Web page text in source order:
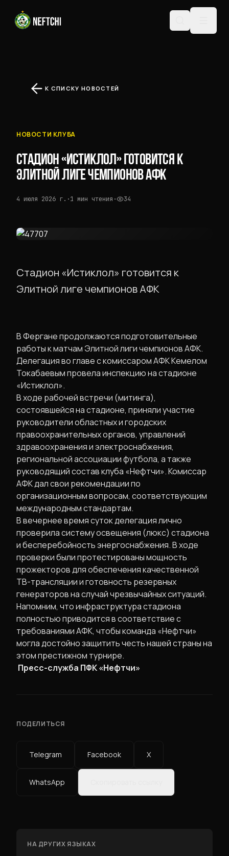
К СПИСКУ НОВОСТЕЙ
НОВОСТИ КЛУБА
СТАДИОН «ИСТИКЛОЛ» ГОТОВИТСЯ К
ЭЛИТНОЙ ЛИГЕ ЧЕМПИОНОВ АФК
4 июля 2026 г. ·1 мин чтения · 34
Стадион «Истиклол» готовится к
Элитной лиге чемпионов АФК
​В Фергане продолжаются подготовительные
работы к матчам Элитной лиги чемпионов АФК.
Делегация во главе с комиссаром АФК Кемелом
Токабаевым провела инспекцию на стадионе
«Истиклол».
​В ходе рабочей встречи (митинга),
состоявшейся на стадионе, приняли участие
руководители областных и городских
правоохранительных органов, управлений
здравоохранения и электроснабжения,
региональной ассоциации футбола, а также
руководящий состав клуба «Нефтчи». Комиссар
АФК дал свои рекомендации по
организационным вопросам, соответствующим
международным стандартам.
​В вечернее время суток делегация лично
проверила систему освещения (люкс) стадиона
и бесперебойность энергоснабжения. В ходе
проверки были протестированы мощность
прожекторов для обеспечения качественной
ТВ-трансляции и готовность резервных
генераторов на случай чрезвычайных ситуаций.
​Напомним, что инфраструктура стадиона
полностью приводится в соответствие с
требованиями АФК, чтобы команда «Нефтчи»
могла достойно защитить честь нашей страны на
этом престижном турнире.
Пресс-служба ПФК «Нефтчи»
ПОДЕЛИТЬСЯ
Telegram Facebook X
WhatsApp
НА ДРУГИХ ЯЗЫКАХ